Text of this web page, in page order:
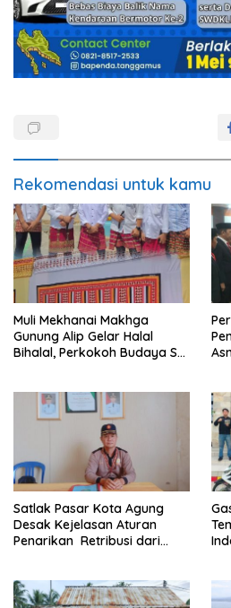
Rekomendasi untuk kamu
Muli Mekhanai Makhga
Gunung Alip Gelar Halal
Bihalal, Perkokoh Budaya Sai
Satlak Pasar Kota Agung
Desak Kejelasan Aturan
Penarikan Retribusi dari